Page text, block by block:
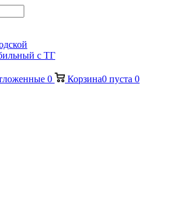
с ТГ
0 Корзина0 пуста 0